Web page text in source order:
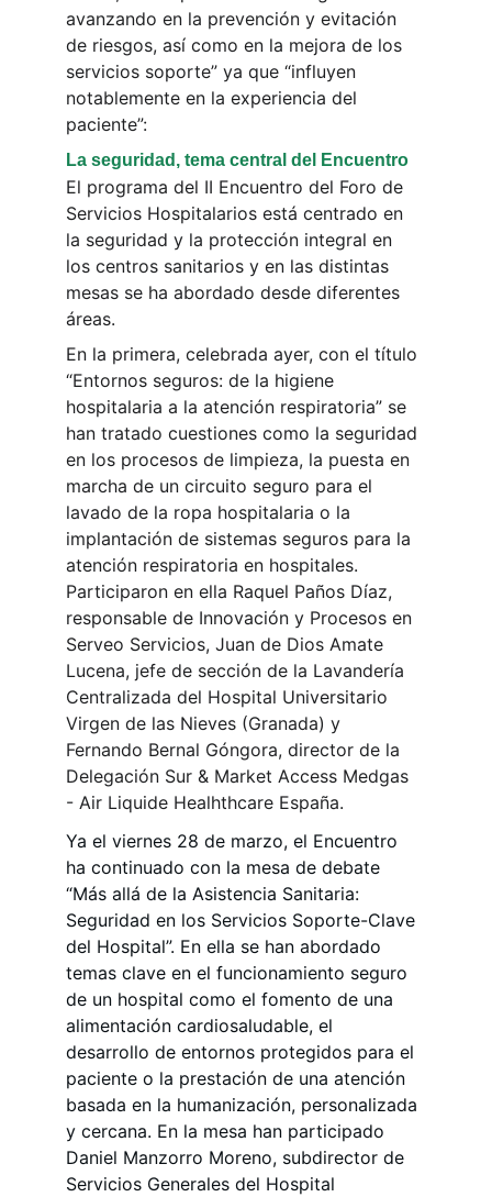
avanzando en la prevención y evitación
de riesgos, así como en la mejora de los
servicios soporte” ya que “influyen
notablemente en la experiencia del
paciente”:
La seguridad, tema central del Encuentro
El programa del II Encuentro del Foro de
Servicios Hospitalarios está centrado en
la seguridad y la protección integral en
los centros sanitarios y en las distintas
mesas se ha abordado desde diferentes
áreas.
En la primera, celebrada ayer, con el título
“Entornos seguros: de la higiene
hospitalaria a la atención respiratoria” se
han tratado cuestiones como la seguridad
en los procesos de limpieza, la puesta en
marcha de un circuito seguro para el
lavado de la ropa hospitalaria o la
implantación de sistemas seguros para la
atención respiratoria en hospitales.
Participaron en ella Raquel Paños Díaz,
responsable de Innovación y Procesos en
Serveo Servicios, Juan de Dios Amate
Lucena, jefe de sección de la Lavandería
Centralizada del Hospital Universitario
Virgen de las Nieves (Granada) y
Fernando Bernal Góngora, director de la
Delegación Sur & Market Access Medgas
- Air Liquide Healhthcare España.
Ya el viernes 28 de marzo, el Encuentro
ha continuado con la mesa de debate
“Más allá de la Asistencia Sanitaria:
Seguridad en los Servicios Soporte-Clave
del Hospital”. En ella se han abordado
temas clave en el funcionamiento seguro
de un hospital como el fomento de una
alimentación cardiosaludable, el
desarrollo de entornos protegidos para el
paciente o la prestación de una atención
basada en la humanización, personalizada
y cercana. En la mesa han participado
Daniel Manzorro Moreno, subdirector de
Servicios Generales del Hospital